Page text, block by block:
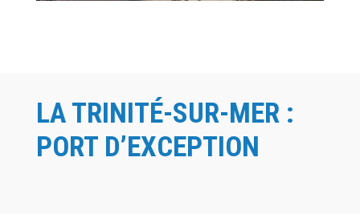
LA TRINITÉ-SUR-MER :
PORT D’EXCEPTION